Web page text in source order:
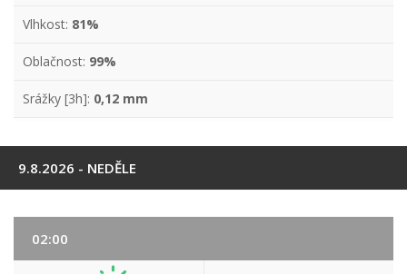
Vlhkost: 81%
Oblačnost: 99%
Srážky [3h]: 0,12 mm
9.8.2026 - NEDĚLE
02:00